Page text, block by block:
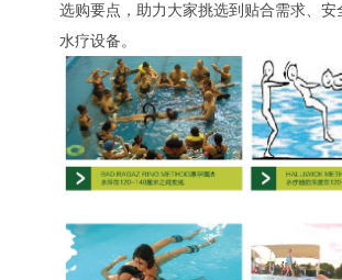
选购要点，助力大家挑选到贴合需求、安
水疗设备。